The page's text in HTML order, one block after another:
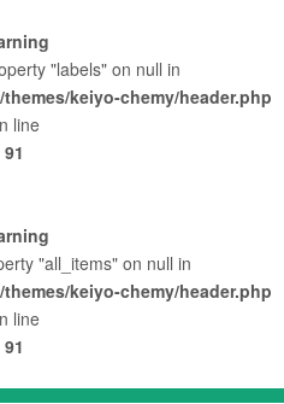
"labels" on null in
keiyo-chemy/header.php
line
91
"all_items" on null in
keiyo-chemy/header.php
line
91